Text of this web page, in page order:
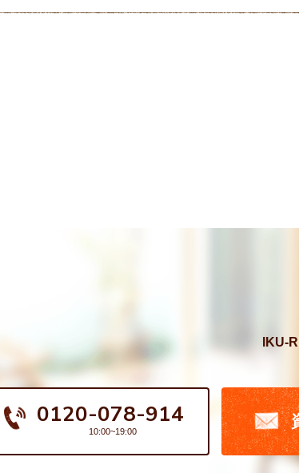
IKU-
0120-078-914
10:00~19:00